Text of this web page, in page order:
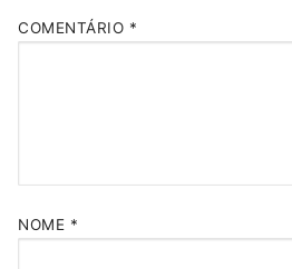
COMENTÁRIO *
NOME *